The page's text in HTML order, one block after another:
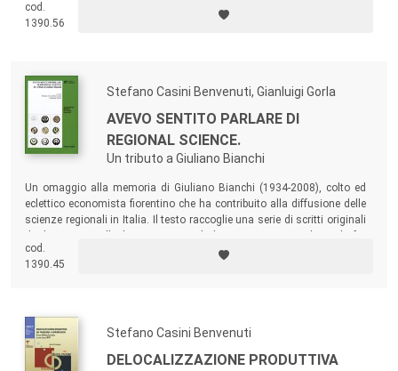
delle politiche regionali
. Non esaustivi dell’intera produzione di idee
sviluppate in quest’ambito dagli scienziati regionali, i lavori riescono a
cod.
1390.56
Stefano Casini Benvenuti, Gianluigi Gorla
AVEVO SENTITO PARLARE DI
REGIONAL SCIENCE.
Un tributo a Giuliano Bianchi
Un omaggio alla memoria di Giuliano Bianchi (1934-2008), colto ed
eclettico economista fiorentino che ha contribuito alla diffusione delle
scienze regionali in Italia. Il testo raccoglie una serie di scritti originali
gli innumerevoli argomenti trattati da Bianchi.
cod.
1390.45
Stefano Casini Benvenuti
DELOCALIZZAZIONE PRODUTTIVA